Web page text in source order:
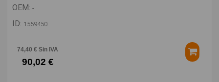
OEM: -
ID: 1559450
74,40 € Sin IVA
90,02 €